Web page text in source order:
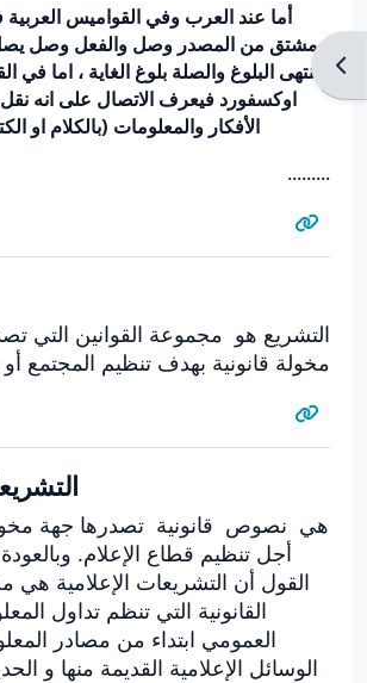
أما عند العرب وفي القواميس
مشتق من المصدر وصل والفعل وصل
منتهى البلوغ والصلة بلوغ الغاية ، اما في
اوكسفورد فيعرف الاتصال على انه
الأفكار والمعلومات (بالكلام او
.........
التشريع هو مجموعة القوانين التي
مخولة قانونية بهدف تنظيم المجتمع
هي نصوص قانونية تصدرها جهة
أجل تنظيم قطاع الإعلام.
القول أن التشريعات الإعلامية هي
القانونية التي تنظم تداول
العمومي ابتداء من مصادر
الوسائل الإعلامية القديمة منها و